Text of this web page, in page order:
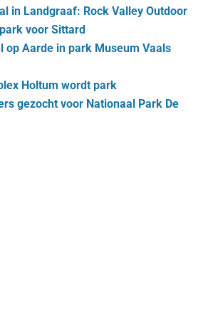
in Landgraaf: Rock Valley Outdoor
voor Sittard
op Aarde in park Museum Vaals
Holtum wordt park
gezocht voor Nationaal Park De